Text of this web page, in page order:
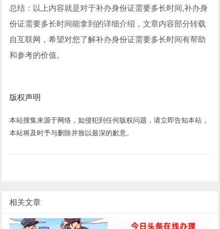
总结：以上内容就是对于补办身份证需要多长时间,补办身
份证需要多长时间能拿到的详细介绍，文章内容部分转载
自互联网，希望对您了解补办身份证需要多长时间有帮助
和参考的价值。
版权声明
本站搜集来源于网络，如侵犯到任何版权问题，请立即告知本站，
本站将及时予与删除并致以最深的歉意。
相关文章